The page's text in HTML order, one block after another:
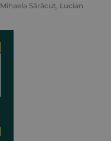
Mihaela Sărăcuț, Lucian